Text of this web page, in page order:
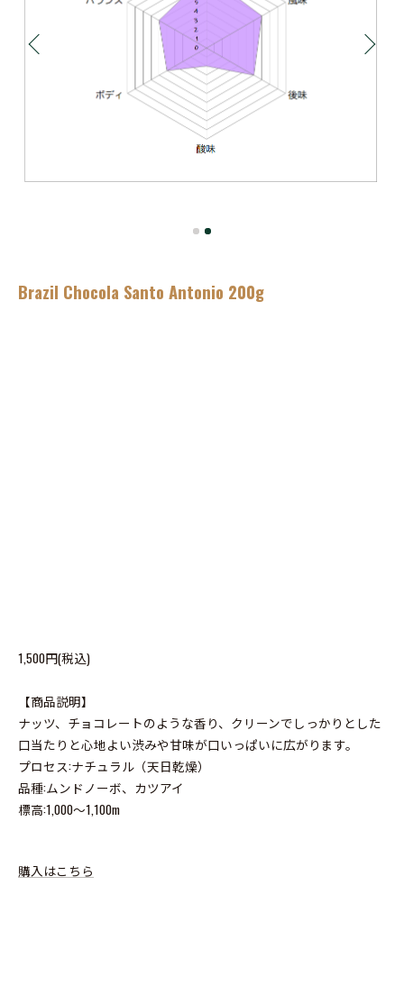
Brazil Chocola Santo Antonio 200g
1,500円(税込)
【商品説明】
ナッツ、チョコレートのような香り、クリーンでしっかりとした
口当たりと心地よい渋みや甘味が口いっぱいに広がります。
プロセス:ナチュラル（天日乾燥）
品種:ムンドノーボ、カツアイ
標高:1,000～1,100m
購入はこちら